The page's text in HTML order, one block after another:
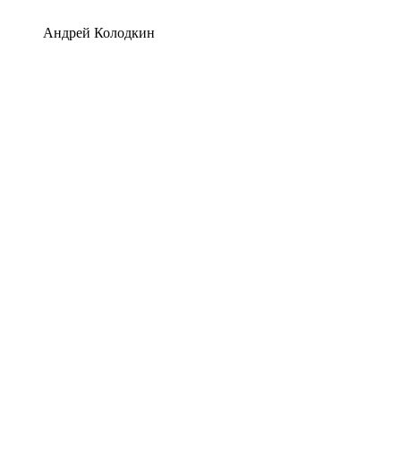
Андрей Колодкин